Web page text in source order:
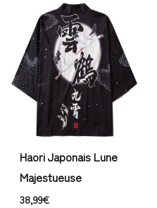
Haori Japonais Lune
Majestueuse
38,99€